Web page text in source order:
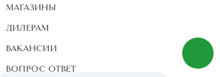
МАГАЗИНЫ
ДИЛЕРАМ
ВАКАНСИИ
ВОПРОС ОТВЕТ